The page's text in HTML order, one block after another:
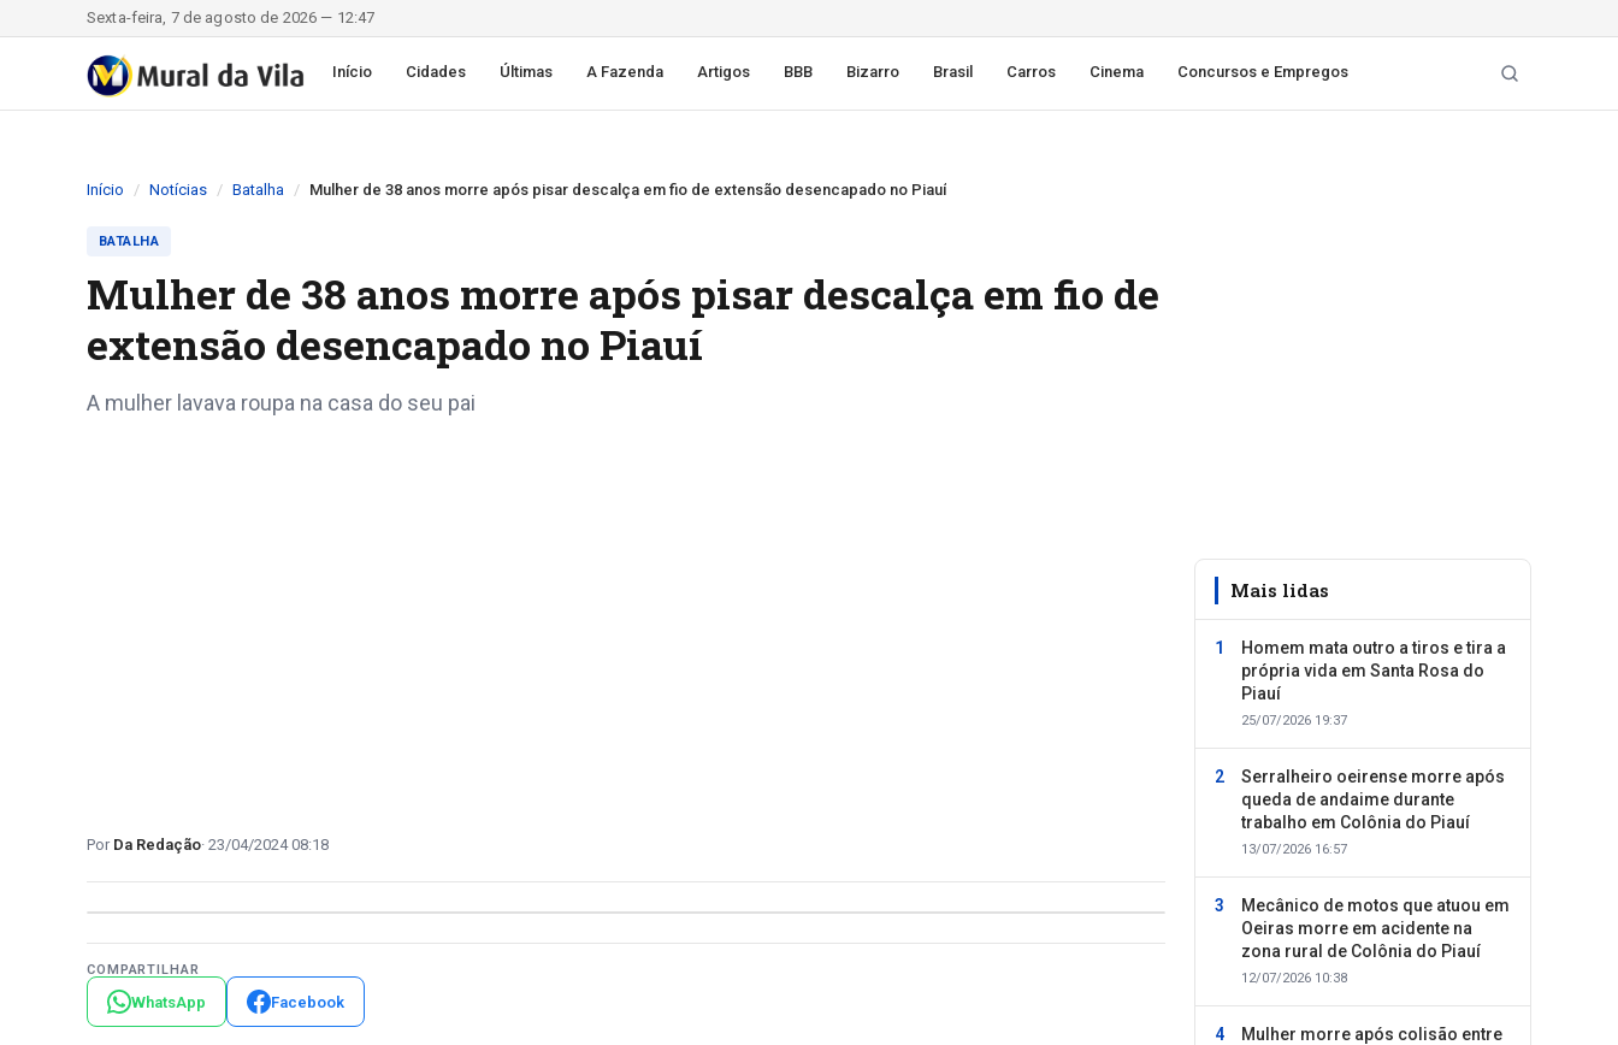
Sexta-feira, 7 de agosto de 2026 — 12:47
Início Cidades Últimas A Fazenda Artigos BBB Bizarro Brasil Carros Cinema Concursos e Empregos
Início Notícias Batalha Mulher de 38 anos morre após pisar descalça em fio de extensão desencapado no Piauí
BATALHA
Mulher de 38 anos morre após pisar descalça em fio de
extensão desencapado no Piauí
A mulher lavava roupa na casa do seu pai
Da Redação 23/04/2024 08:18
COMPARTILHAR
WhatsApp Facebook
Mais lidas
Homem mata outro a tiros e tira a
própria vida em Santa Rosa do
Piauí
25/07/2026 19:37
Serralheiro oeirense morre após
queda de andaime durante
trabalho em Colônia do Piauí
13/07/2026 16:57
Mecânico de motos que atuou em
Oeiras morre em acidente na
zona rural de Colônia do Piauí
12/07/2026 10:38
Mulher morre após colisão entre